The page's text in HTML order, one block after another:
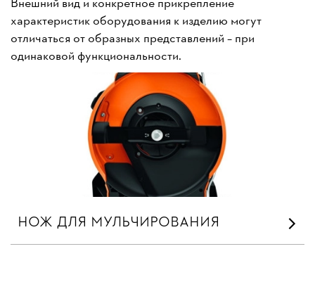
Внешний вид и конкретное прикрепление
характеристик оборудования к изделию могут
отличаться от образных представлений – при
одинаковой функциональности.
НОЖ ДЛЯ МУЛЬЧИРОВАНИЯ